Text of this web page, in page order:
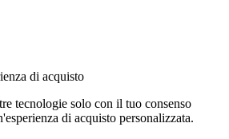
di acquisto
tecnologie solo con il tuo consenso
di acquisto personalizzata.